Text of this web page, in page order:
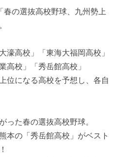
春の選抜高校野球、九州勢上
高校」「東海大福岡高校」
校」「秀岳館高校」
位になる高校を予想し、各自
た春の選抜高校野球。
本の「秀岳館高校」がベスト